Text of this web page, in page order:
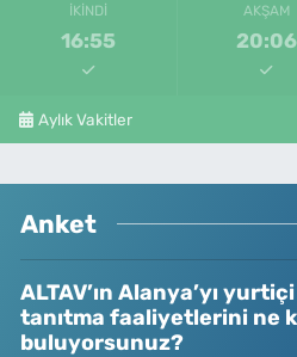
İKINDI
16:55
AKŞAM
20:06
Aylık Vakitler
Anket
ALTAV’ın Alanya’yı
tanıtma faaliyetlerini ne
buluyorsunuz?